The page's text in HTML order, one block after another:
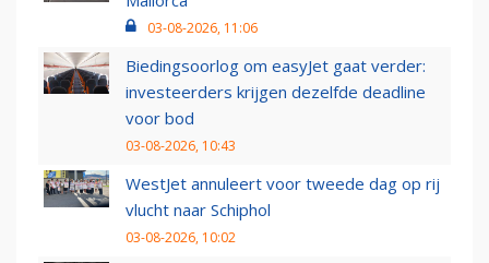
03-08-2026, 11:06
Biedingsoorlog om easyJet gaat verder:
investeerders krijgen dezelfde deadline
voor bod
03-08-2026, 10:43
WestJet annuleert voor tweede dag op rij
vlucht naar Schiphol
03-08-2026, 10:02